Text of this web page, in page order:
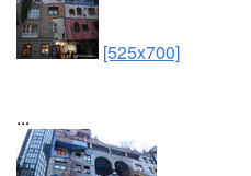
[525x700]
...